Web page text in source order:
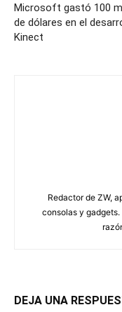
Microsoft gastó 100
de dólares en el
Kinect
Redactor de ZW,
consolas y
DEJA UNA